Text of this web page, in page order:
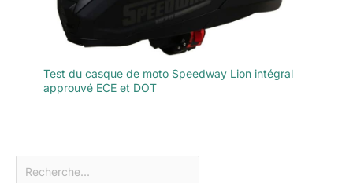
Test du casque de moto Speedway Lion intégral
approuvé ECE et DOT